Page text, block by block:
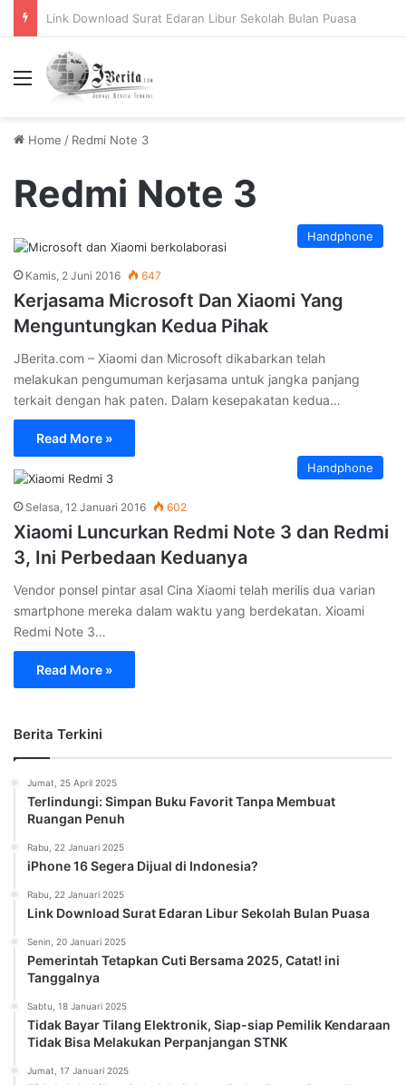
Menu
Home / Redmi Note 3
Redmi Note 3
Handphone
Kamis, 2 Juni 2016 647
Kerjasama Microsoft Dan Xiaomi Yang
Menguntungkan Kedua Pihak
JBerita.com – Xiaomi dan Microsoft dikabarkan telah
melakukan pengumuman kerjasama untuk jangka panjang
terkait dengan hak paten. Dalam kesepakatan kedua…
Read More »
Handphone
Selasa, 12 Januari 2016 602
Xiaomi Luncurkan Redmi Note 3 dan Redmi
3, Ini Perbedaan Keduanya
Vendor ponsel pintar asal Cina Xiaomi telah merilis dua varian
smartphone mereka dalam waktu yang berdekatan. Xioami
Redmi Note 3…
Read More »
Berita Terkini
Jumat, 25 April 2025
Terlindungi: Simpan Buku Favorit Tanpa Membuat
Ruangan Penuh
Rabu, 22 Januari 2025
iPhone 16 Segera Dijual di Indonesia?
Rabu, 22 Januari 2025
Link Download Surat Edaran Libur Sekolah Bulan Puasa
Senin, 20 Januari 2025
Pemerintah Tetapkan Cuti Bersama 2025, Catat! ini
Tanggalnya
Sabtu, 18 Januari 2025
Tidak Bayar Tilang Elektronik, Siap-siap Pemilik Kendaraan
Tidak Bisa Melakukan Perpanjangan STNK
Jumat, 17 Januari 2025